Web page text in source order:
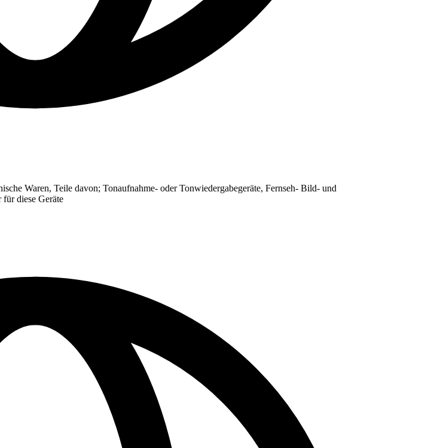
Waren, Teile davon; Tonaufnahme- oder Tonwiedergabegeräte, Fernseh- Bild- und
diese Geräte